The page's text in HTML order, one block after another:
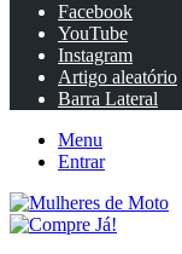
Facebook
YouTube
Instagram
Artigo aleatório
Barra Lateral
Menu
Entrar